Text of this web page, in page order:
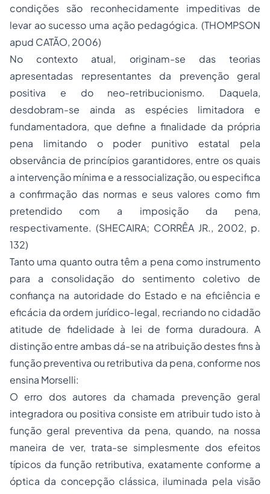
condições são reconhecidamente impeditivas de
levar ao sucesso uma ação pedagógica. (THOMPSON
apud CATÃO, 2006)
No contexto atual, originam-se das teorias
apresentadas representantes da prevenção geral
positiva e do neo-retribucionismo. Daquela,
desdobram-se ainda as espécies limitadora e
fundamentadora, que define a finalidade da própria
pena limitando o poder punitivo estatal pela
observância de princípios garantidores, entre os quais
a intervenção mínima e a ressocialização, ou especifica
a confirmação das normas e seus valores como fim
pretendido com a imposição da pena,
respectivamente. (SHECAIRA; CORRÊA JR., 2002, p.
132)
Tanto uma quanto outra têm a pena como instrumento
para a consolidação do sentimento coletivo de
confiança na autoridade do Estado e na eficiência e
eficácia da ordem jurídico-legal, recriando no cidadão
atitude de fidelidade à lei de forma duradoura. A
distinção entre ambas dá-se na atribuição destes fins à
função preventiva ou retributiva da pena, conforme nos
ensina Morselli:
O erro dos autores da chamada prevenção geral
integradora ou positiva consiste em atribuir tudo isto à
função geral preventiva da pena, quando, na nossa
maneira de ver, trata-se simplesmente dos efeitos
típicos da função retributiva, exatamente conforme a
óptica da concepção clássica, iluminada pela visão